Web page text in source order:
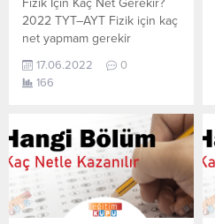
Fizik İçin Kaç Net Gerekir?
2022 TYT–AYT Fizik için kaç
net yapmam gerekir
aşağıdan öğrenebilirsiniz. Bu
veriler 2021 TYT-AYT
öğrencilerin yapmış olduğu
netlerdir. YÖKATLAS YKS-
TYT Net Sihirbazı, YKS-TYT
Net Sihirbazı. Sayfamızdaki
verilerin tamamı
YÖK tarafından yayınlanmış
17.06.2022
0
166